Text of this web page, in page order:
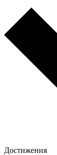
Достижения